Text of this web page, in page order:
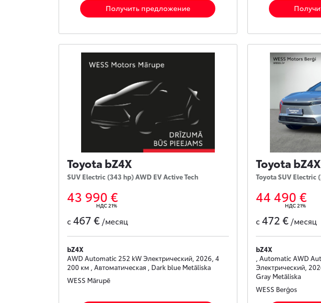
Получить предложение
Toyota bZ4X
SUV Electric (343 hp) AWD EV Active Tech
43 990 €
НДС 21%
с 467 € /месяц
bZ4X
AWD Automatic 252 kW Электрический, 2026, 4
200 км , Автоматическая , Dark blue Metāliska
WESS Mārupē
Toyota bZ4X
Toyota SUV Electric
44 490 €
НДС 21%
с 472 €/месяц
bZ4X
, Automatic AWD
Электрический,
Gray Metāliska
WESS Berģos